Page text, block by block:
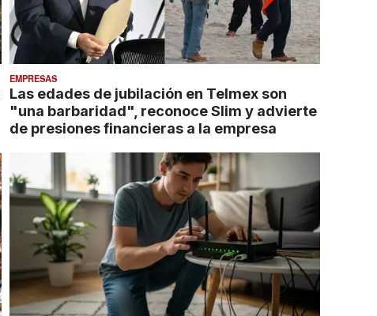
EMPRESAS
Las edades de jubilación en Telmex son
"una barbaridad", reconoce Slim y advierte
de presiones financieras a la empresa